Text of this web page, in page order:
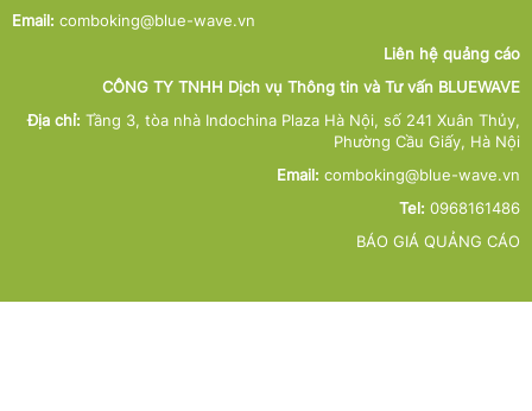
Email: comboking@blue-wave.vn
Liên hệ quảng cáo
CÔNG TY TNHH Dịch vụ Thông tin và Tư vấn BLUEWAVE
Địa chỉ: Tầng 3, tòa nhà Indochina Plaza Hà Nội, số 241 Xuân Thủy,
Phường Cầu Giấy, Hà Nội
Email: comboking@blue-wave.vn
Tel: 0968161486
BÁO GIÁ QUẢNG CÁO